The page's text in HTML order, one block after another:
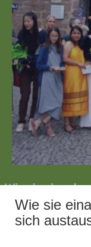
Wie sie
sich